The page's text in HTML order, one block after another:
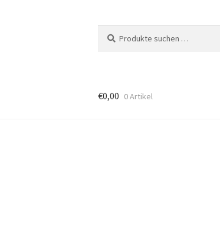
nach:
€0,00 0 Artikel